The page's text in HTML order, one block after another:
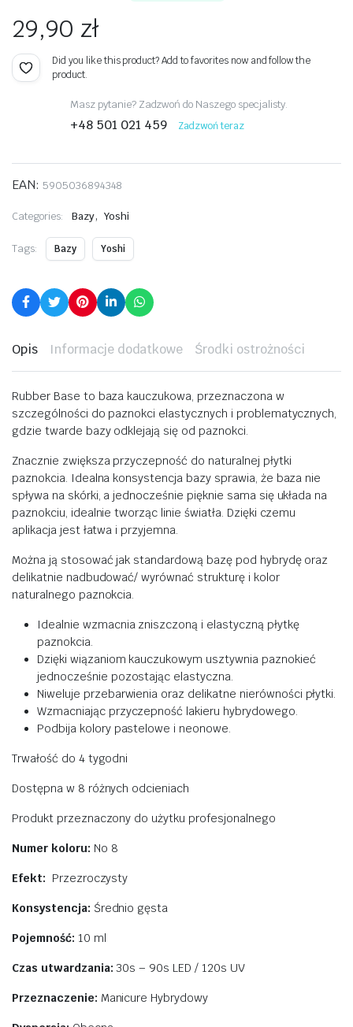
29,90 zł
Did you like this product? Add to favorites now and follow the
product.
Masz pytanie? Zadzwoń do Naszego specjalisty.
+48 501 021 459 Zadzwoń teraz
EAN: 5905036894348
Categories: Bazy, Yoshi
Tags: Bazy Yoshi
Opis Informacje dodatkowe Środki ostrożności
Rubber Base to baza kauczukowa, przeznaczona w
szczególności do paznokci elastycznych i problematycznych,
gdzie twarde bazy odklejają się od paznokci.
Znacznie zwiększa przyczepność do naturalnej płytki
paznokcia. Idealna konsystencja bazy sprawia, że baza nie
spływa na skórki, a jednocześnie pięknie sama się układa na
paznokciu, idealnie tworząc linie światła. Dzięki czemu
aplikacja jest łatwa i przyjemna.
Można ją stosować jak standardową bazę pod hybrydę oraz
delikatnie nadbudować/ wyrównać strukturę i kolor
naturalnego paznokcia.
Idealnie wzmacnia zniszczoną i elastyczną płytkę
paznokcia.
Dzięki wiązaniom kauczukowym usztywnia paznokieć
jednocześnie pozostając elastyczna.
Niweluje przebarwienia oraz delikatne nierówności płytki.
Wzmacniając przyczepność lakieru hybrydowego.
Podbija kolory pastelowe i neonowe.
Trwałość do 4 tygodni
Dostępna w 8 różnych odcieniach
Produkt przeznaczony do użytku profesjonalnego
Numer koloru: No 8
Efekt: Przezroczysty
Konsystencja: Średnio gęsta
Pojemność: 10 ml
Czas utwardzania:30s – 90s LED / 120s UV
Przeznaczenie: Manicure Hybrydowy